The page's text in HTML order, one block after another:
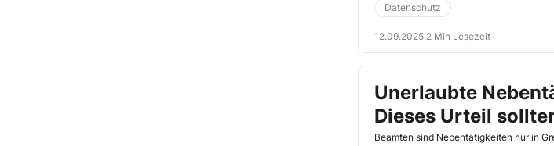
Wunsch aber nicht kategorisch ablehnen.
Interessen abwägen. Gibt es objektiv
Einsichtnahme, muss Ihre
ein Fehler unterlaufen ist, und er das
Einsichtnahmerecht für Sie:
Datenschutz
12.09.2025·2 Min Lesezeit
Unerlaubte
Dieses Urteil
Kollegen kennen
Beamten sind Nebentätigkeiten nur in